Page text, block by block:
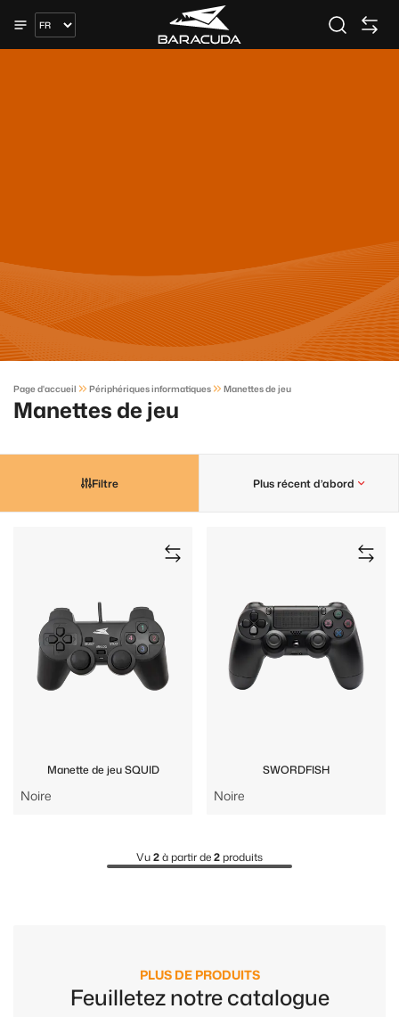
Page d'accueil Périphériques informatiques Manettes de jeu
Manettes de jeu
Filtre Plus récent d’abord
Manette de jeu SQUID
Noire
SWORDFISH
Noire
Vu2à partir de2 produits
PLUS DE PRODUITS
Feuilletez notre catalogue